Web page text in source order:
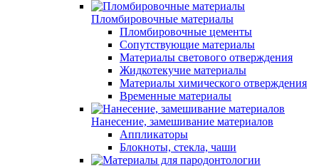
Пломбировочные материалы
Пломбировочные цементы
Сопутствующие материалы
Материалы светового отверждения
Жидкотекучие материалы
Материалы химического отверждения
Временные материалы
Нанесение, замешивание материалов
Аппликаторы
Блокноты, стекла, чаши